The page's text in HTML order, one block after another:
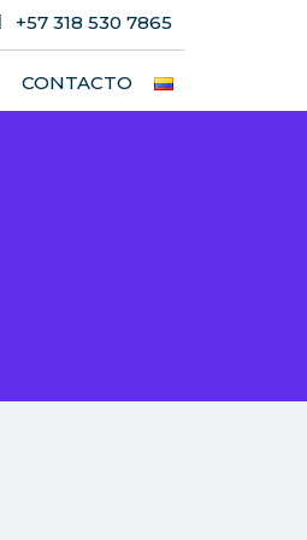
+57 318 530 7865
CONTACTO